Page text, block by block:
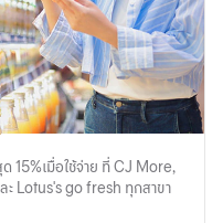
15%เมื่อใช้จ่าย ที่ CJ More,
Lotus's go fresh ทุกสาขา